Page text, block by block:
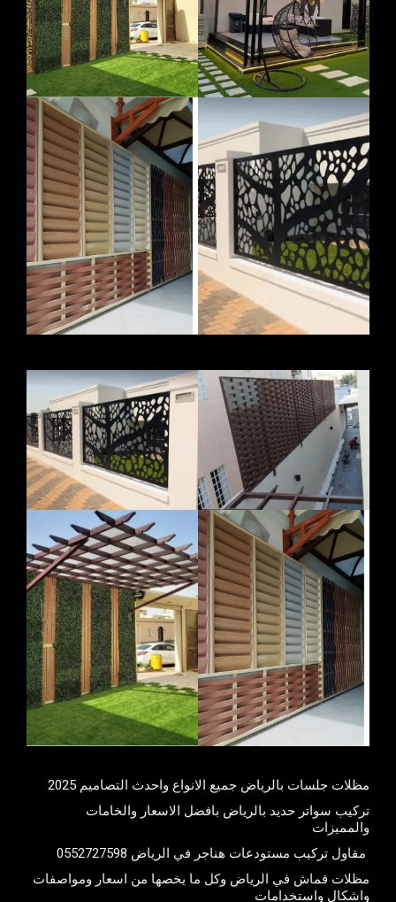
مظلات جلسات بالرياض جميع الانواع واحدث التصاميم 2025
تركيب سواتر حديد بالرياض بافضل الاسعار والخامات
والمميزات
مقاول تركيب مستودعات هناجر في الرياض 0552727598
مظلات قماش في الرياض وكل ما يخصها من اسعار ومواصفات
واشكال واستخدامات